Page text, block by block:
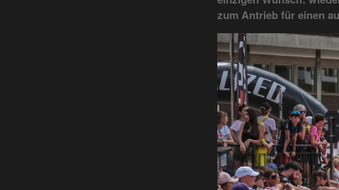
zum Antrieb für einen